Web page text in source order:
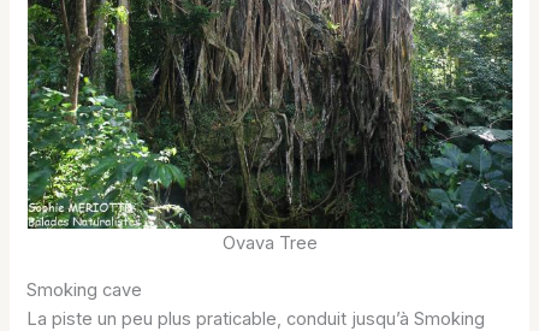
Ovava Tree
Smoking cave
La piste un peu plus praticable, conduit jusqu’à Smoking